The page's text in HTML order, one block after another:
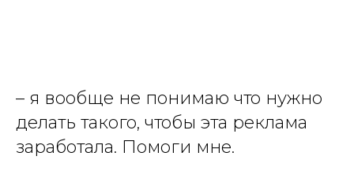
– я вообще не понимаю что нужно
делать такого, чтобы эта реклама
заработала. Помоги мне.